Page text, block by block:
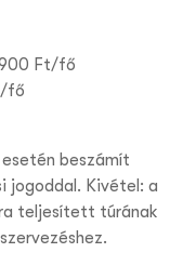
Ft/fő
fő
beszámít
jogoddal. Kivétel: a
teljesített túrának